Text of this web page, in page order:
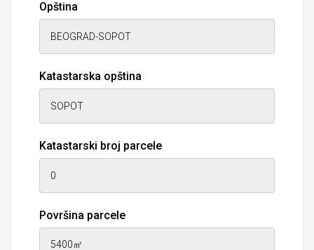
Opština
Katastarska opština
Katastarski broj parcele
Površina parcele